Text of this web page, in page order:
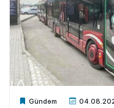
Gündəm
Xalq.Online